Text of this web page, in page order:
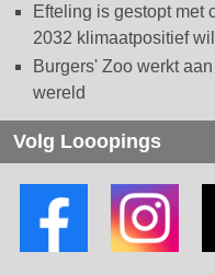
Efteling is gestopt met
2032 klimaatpositief
Burgers' Zoo werkt
wereld
Volg Looopings